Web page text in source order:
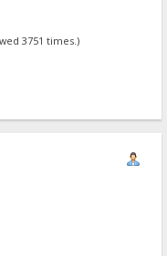
3751 times.)